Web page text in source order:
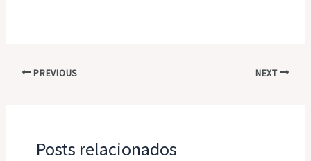
PREVIOUS NEXT
Posts relacionados